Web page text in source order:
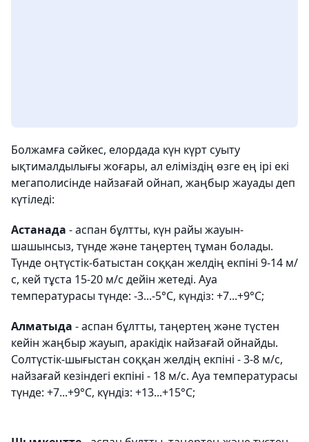
Болжамға сәйкес, елордада күн күрт суыту
ықтималдылығы жоғары, ал еліміздің өзге ең ірі екі
мегаполисінде найзағай ойнап, жаңбыр жауады деп
күтіледі:
Астанада - аспан бұлтты, күн райы жауын-
шашынсыз, түнде және таңертең тұман болады.
Түнде оңтүстік-батыстан соққан желдің екпіні 9-14 м/
с, кей тұста 15-20 м/с дейін жетеді. Ауа
температурасы түнде: -3...-5°С, күндіз: +7...+9°С;
Алматыда - аспан бұлтты, таңертең және түстен
кейін жаңбыр жауып, аракідік найзағай ойнайды.
Солтүстік-шығыстан соққан желдің екпіні - 3-8 м/с,
найзағай кезіндегі екпіні - 18 м/с. Ауа температурасы
түнде: +7...+9°С, күндіз: +13...+15°С;